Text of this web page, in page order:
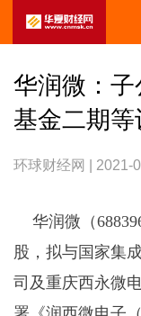
华润微：
基金二期等
环球财经网 | 2021-
华润微（
股，拟与国家集
司及重庆西永微